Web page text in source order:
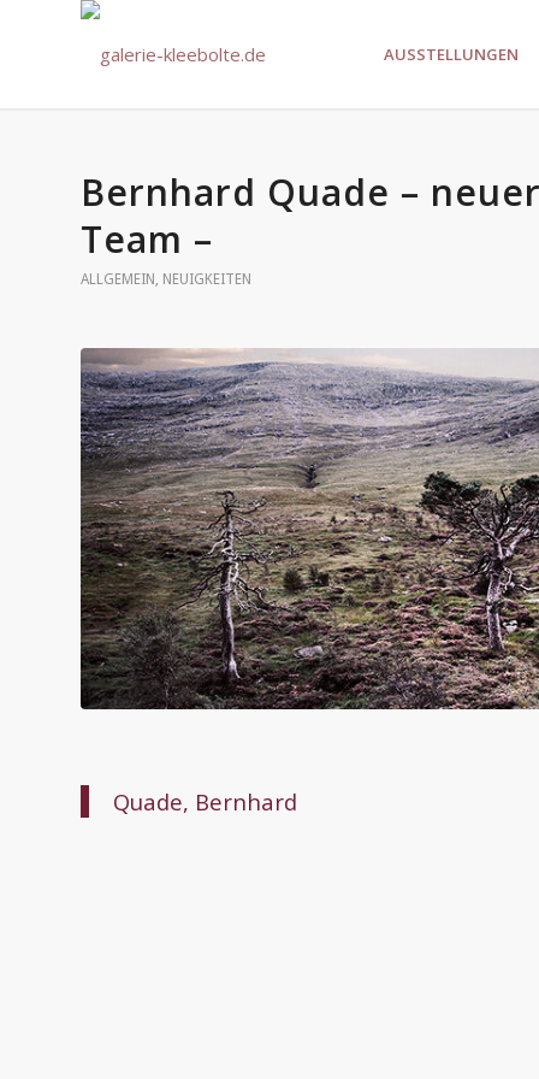
AUSSTELLUNGEN
Bernhard Quade –
Team –
ALLGEMEIN , NEUIGKEITEN
Quade, Bernhard